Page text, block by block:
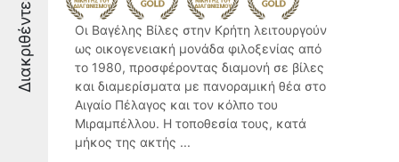
Διακριθέντες
Οι Βαγέλης Βίλες στην Κρήτη λειτουργούν
ως οικογενειακή μονάδα φιλοξενίας από
το 1980, προσφέροντας διαμονή σε βίλες
και διαμερίσματα με πανοραμική θέα στο
Αιγαίο Πέλαγος και τον κόλπο του
Μιραμπέλλου. Η τοποθεσία τους, κατά
μήκος της ακτής ...